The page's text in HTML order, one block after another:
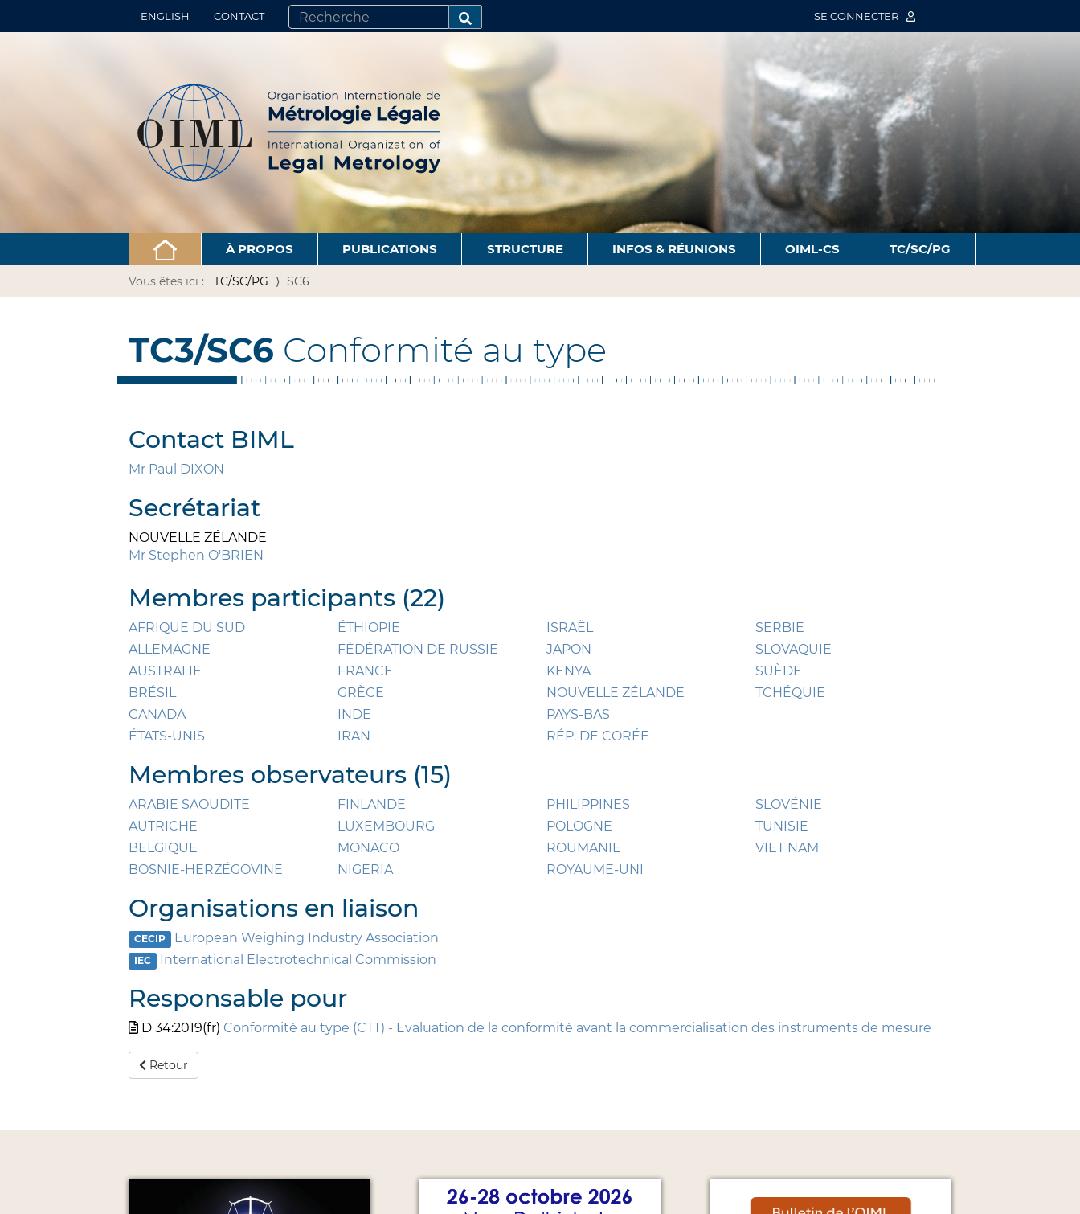
ENGLISH CONTACT
CHERCHER PAR
RECHERCHE AVANCÉE…
SE CONNECTER
À PROPOS PUBLICATIONS STRUCTURE INFOS & RÉUNIONS OIML-CS TC/SC/PG
Vous êtes ici : TC/SC/PG SC6
TC3/SC6 Conformité au type
Contact BIML
Mr Paul DIXON
Secrétariat
NOUVELLE ZÉLANDE
Mr Stephen O'BRIEN
Membres participants (22)
AFRIQUE DU SUD
ALLEMAGNE
AUSTRALIE
BRÉSIL
CANADA
ÉTATS-UNIS
ÉTHIOPIE
FÉDÉRATION DE RUSSIE
FRANCE
GRÈCE
INDE
IRAN
ISRAËL
JAPON
KENYA
NOUVELLE ZÉLANDE
PAYS-BAS
RÉP. DE CORÉE
SERBIE
SLOVAQUIE
SUÈDE
TCHÉQUIE
Membres observateurs (15)
ARABIE SAOUDITE
AUTRICHE
BELGIQUE
BOSNIE-HERZÉGOVINE
FINLANDE
LUXEMBOURG
MONACO
NIGERIA
PHILIPPINES
POLOGNE
ROUMANIE
ROYAUME-UNI
SLOVÉNIE
TUNISIE
VIET NAM
Organisations en liaison
CECIP European Weighing Industry Association
IEC International Electrotechnical Commission
Responsable pour
D 34:2019(fr) Conformité au type (CTT) - Evaluation de la conformité avant la commercialisation des instruments de mesure
Retour